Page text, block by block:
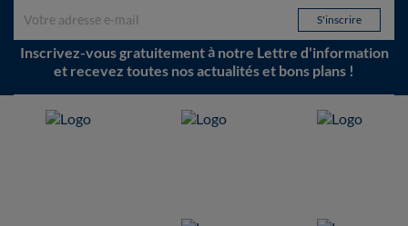
Inscrivez-vous gratuitement à notre Lettre d'information
et recevez toutes nos actualités et bons plans !